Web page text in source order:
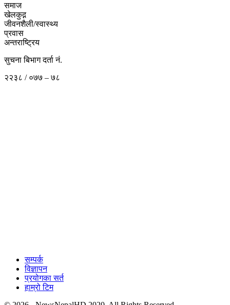
समाज
खेलकुद़़
जीवनशैली/स्वास्थ्य
प्रवास
अन्तराष्ट्रिय
सुचना बिभाग दर्ता नं.
२२३८ / ०७७ – ७८
सम्पर्क
विज्ञापन
प्रयोगका सर्त
हाम्रो टिम